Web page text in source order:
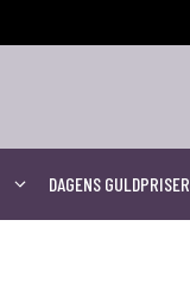
DAGENS GULDPRISER